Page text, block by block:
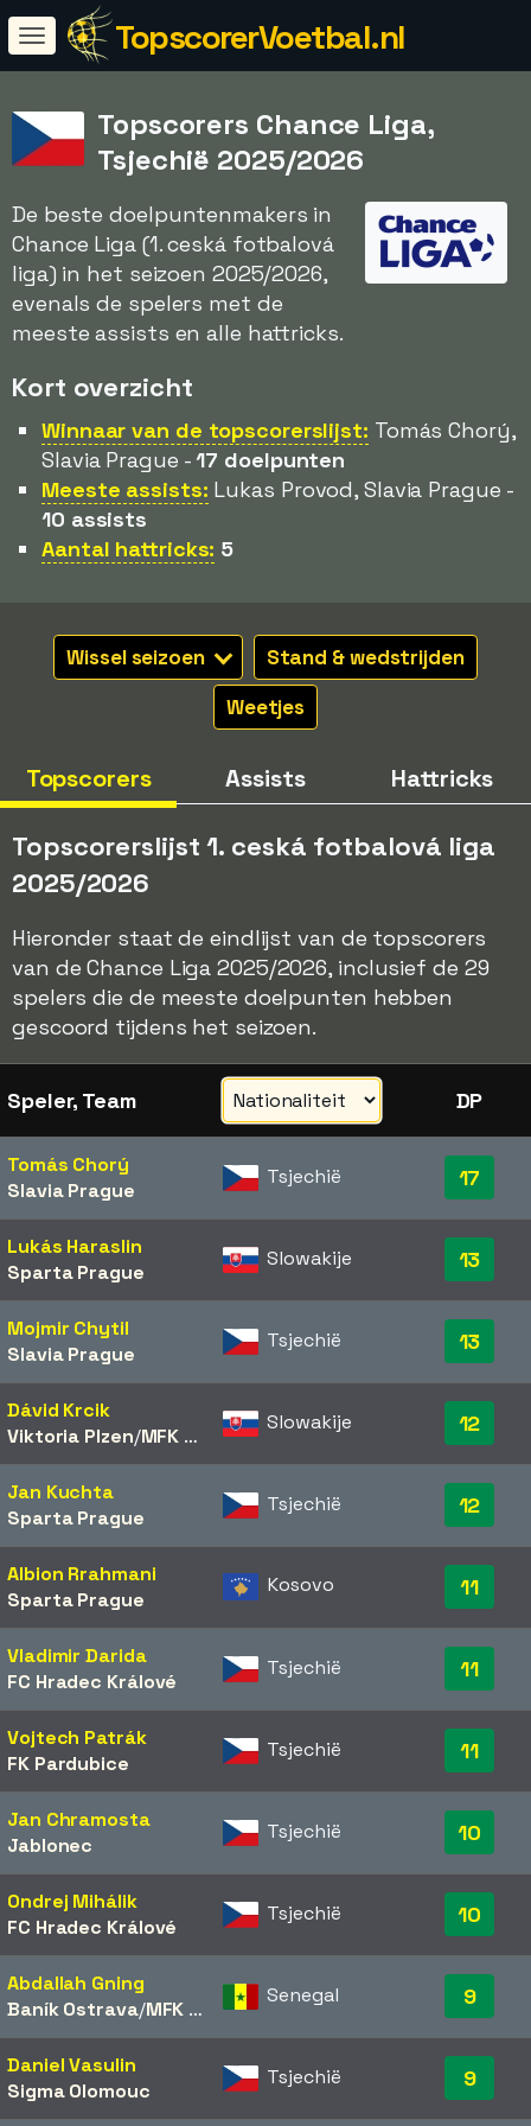
TopscorerVoetbal.nl
Topscorers Chance Liga,
Tsjechië 2025/2026
De beste doelpuntenmakers in
Chance Liga (1. ceská fotbalová
liga) in het seizoen 2025/2026,
evenals de spelers met de
meeste assists en alle hattricks.
Kort overzicht
Winnaar van de topscorerslijst: Tomás Chorý,
Slavia Prague -17 doelpunten
Meeste assists: Lukas Provod, Slavia Prague -
10 assists
Aantal hattricks: 5
Wissel seizoen
Stand & wedstrijden
Weetjes
Topscorers Assists Hattricks
Topscorerslijst 1. ceská fotbalová liga
2025/2026
Hieronder staat de eindlijst van de topscorers
van de Chance Liga 2025/2026, inclusief de 29
spelers die de meeste doelpunten hebben
gescoord tijdens het seizoen.
Speler, Team DP
Tomás Chorý
Slavia Prague
Tsjechië 17
Lukás Haraslin
Sparta Prague
Slowakije 13
Mojmir Chytil
Slavia Prague
Tsjechië 13
Dávid Krcik
Viktoria Plzen/​MFK Karviná
Slowakije 12
Jan Kuchta
Sparta Prague
Tsjechië 12
Albion Rrahmani
Sparta Prague
Kosovo 11
Vladimir Darida
FC Hradec Králové
Tsjechië 11
Vojtech Patrák
FK Pardubice
Tsjechië 11
Jan Chramosta
Jablonec
Tsjechië 10
Ondrej Mihálik
FC Hradec Králové
Tsjechië 10
Abdallah Gning
Baník Ostrava/​MFK Karviná
Senegal 9
Daniel Vasulin
Sigma Olomouc
Tsjechië 9